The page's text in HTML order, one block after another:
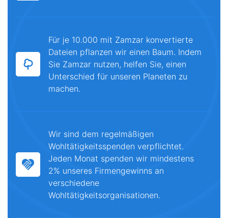
Für je 10.000 mit Zamzar konvertierte
Dateien pflanzen wir einen Baum. Indem
Sie Zamzar nutzen, helfen Sie, einen
Unterschied für unseren Planeten zu
machen.
Wir sind dem regelmäßigen
Wohltätigkeitsspenden verpflichtet.
Jeden Monat spenden wir mindestens
2% unseres Firmengewinns an
verschiedene
Wohltätigkeitsorganisationen.